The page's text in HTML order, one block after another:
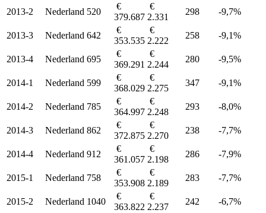
2013-2 Nederland 520
€
379.687
€
2.331
298 -9,7%
2013-3 Nederland 642
€
353.535
€
2.222
258 -9,1%
2013-4 Nederland 695
€
369.291
€
2.244
280 -9,5%
2014-1 Nederland 599
€
368.029
€
2.275
347 -9,1%
2014-2 Nederland 785
€
364.997
€
2.248
293 -8,0%
2014-3 Nederland 862
€
372.875
€
2.270
238 -7,7%
2014-4 Nederland 912
€
361.057
€
2.198
286 -7,9%
2015-1 Nederland 758
€
353.908
€
2.189
283 -7,7%
2015-2 Nederland 1040
€
363.822
€
2.237
242 -6,7%